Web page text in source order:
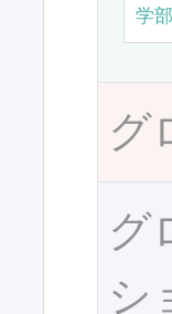
学
グ
グ
シ